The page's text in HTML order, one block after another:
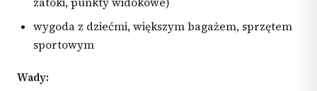
wygoda z dziećmi, większym bagażem, sprzętem
sportowym
Wady: